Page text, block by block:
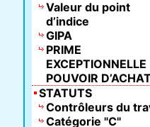
Valeur du point
d’indice
GIPA
PRIME
EXCEPTIONNELLE
POUVOIR
STATUTS
Contrôleurs du
Catégorie "C"